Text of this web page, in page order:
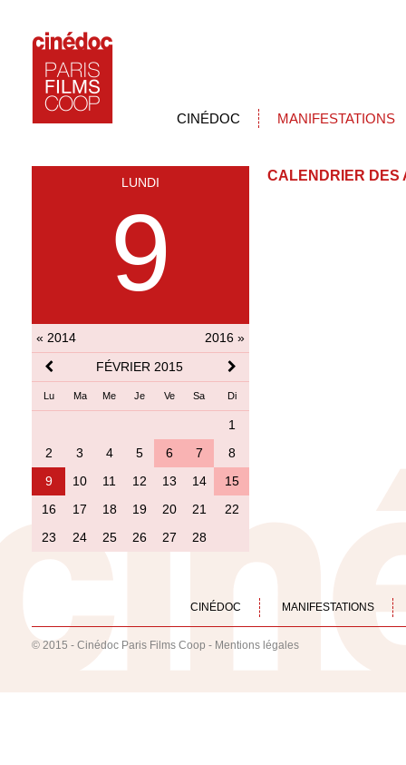
CINÉDOC MANIFESTATIONS
LUNDI
9
« 2014
2016 »
FÉVRIER 2015
Lu Ma Me Je Ve Sa Di
1
2
3 4 5 6 7
8
9
10 11 12 13 14
15
16
17 18 19 20 21
22
23
24 25 26 27 28
CALENDRIER DES
CINÉDOC MANIFESTATIONS
© 2015 - Cinédoc Paris Films Coop - Mentions légales